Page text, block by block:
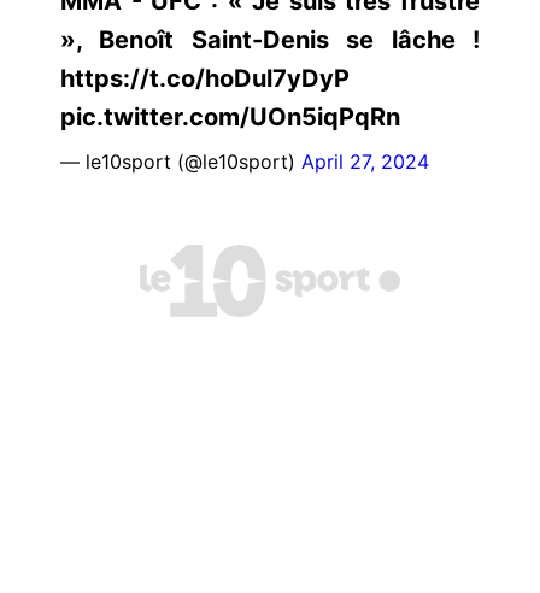
», Benoît Saint-Denis se lâche !
https://t.co/hoDul7yDyP
pic.twitter.com/UOn5iqPqRn
— le10sport (@le10sport) April 27, 2024